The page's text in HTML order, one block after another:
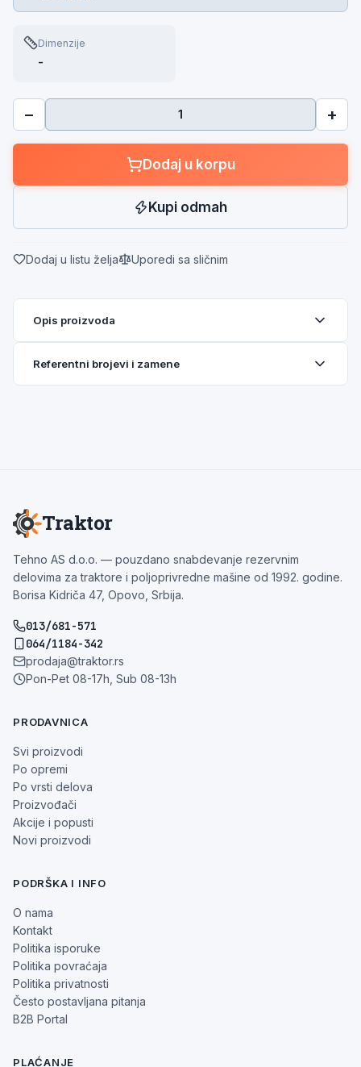
Dimenzije
-
− +
Dodaj u korpu
Kupi odmah
Dodaj u listu želja Uporedi sa sličnim
Opis proizvoda
Referentni brojevi i zamene
Traktor
Tehno AS d.o.o. — pouzdano snabdevanje rezervnim
delovima za traktore i poljoprivredne mašine od 1992. godine.
Borisa Kidriča 47, Opovo, Srbija.
013/681-571
064/1184-342
prodaja@traktor.rs
Pon-Pet 08-17h, Sub 08-13h
PRODAVNICA
Svi proizvodi
Po opremi
Po vrsti delova
Proizvođači
Akcije i popusti
Novi proizvodi
PODRŠKA I INFO
O nama
Kontakt
Politika isporuke
Politika povraćaja
Politika privatnosti
Često postavljana pitanja
B2B Portal
PLAĆANJE